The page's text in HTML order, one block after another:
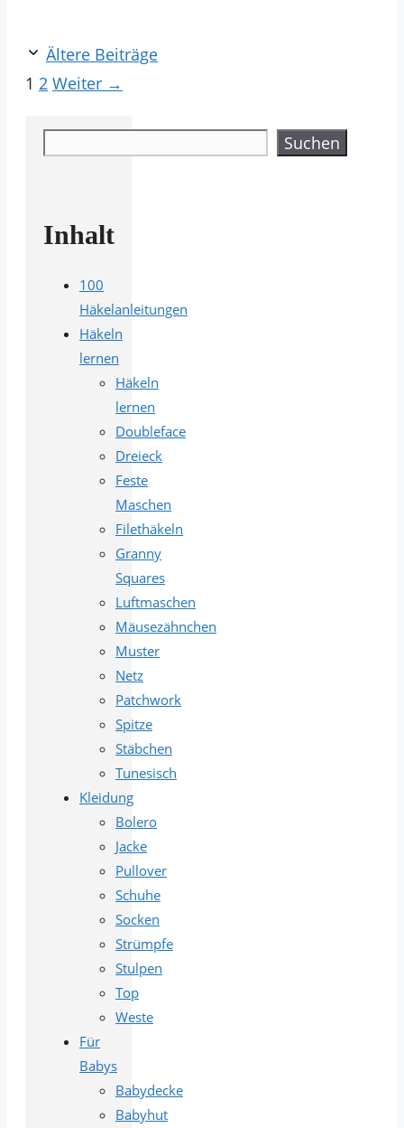
Ältere Beiträge
Seite
1 Seite
2 Weiter →
Suchen
Inhalt
100
Häkelanleitungen
Häkeln
lernen
Häkeln
lernen
Doubleface
Dreieck
Feste
Maschen
Filethäkeln
Granny
Squares
Luftmaschen
Mäusezähnchen
Muster
Netz
Patchwork
Spitze
Stäbchen
Tunesisch
Kleidung
Bolero
Jacke
Pullover
Schuhe
Socken
Strümpfe
Stulpen
Top
Weste
Für
Babys
Babydecke
Babyhut